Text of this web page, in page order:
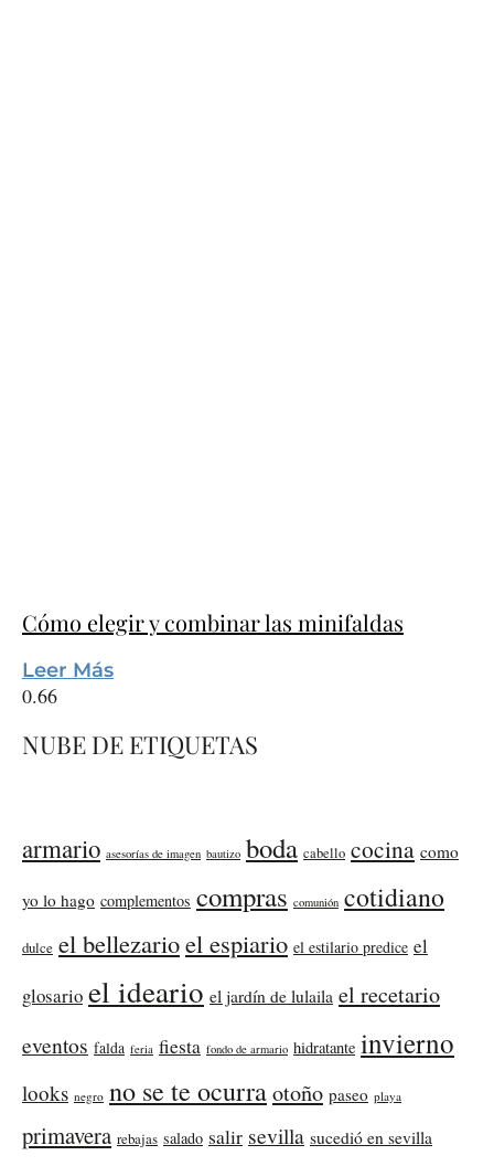
Cómo elegir y combinar las minifaldas
Leer Más
NUBE DE ETIQUETAS
armario asesorías de imagen bautizo boda cabello cocina como
yo lo hago complementos compras comunión cotidiano
dulce el bellezarioel espiario el estilario predice el
glosario el ideario el jardín de lulaila el recetario
eventos falda feria fiesta fondo de armario hidratante invierno
looks negro no se te ocurraotoño paseo playa
primavera rebajas salado salir sevilla sucedió en sevilla